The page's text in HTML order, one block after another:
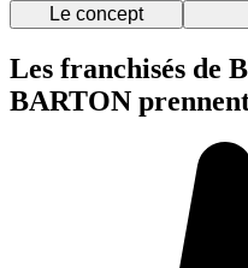
Le concept
Les franchisés de
BARTON